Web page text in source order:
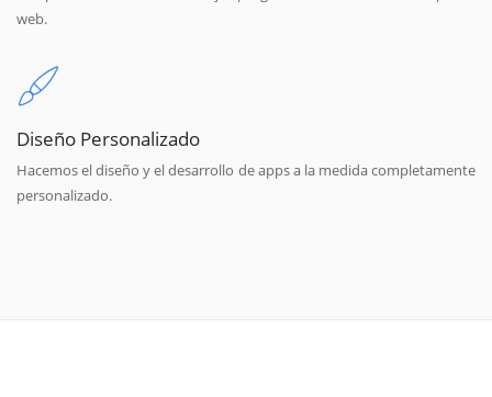
web.
Diseño Personalizado
Hacemos el diseño y el desarrollo de apps a la medida completamente
personalizado.